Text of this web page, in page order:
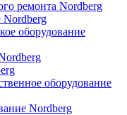
ремонта Nordberg
Nordberg
оборудование
оборудование
Nordberg